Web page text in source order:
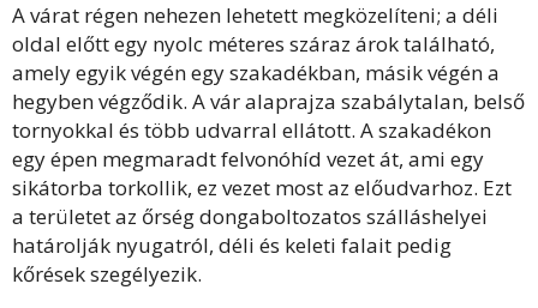
A várat régen nehezen lehetett megközelíteni; a déli
oldal előtt egy nyolc méteres száraz árok található,
amely egyik végén egy szakadékban, másik végén a
hegyben végződik. A vár alaprajza szabálytalan, belső
tornyokkal és több udvarral ellátott. A szakadékon
egy épen megmaradt felvonóhíd vezet át, ami egy
sikátorba torkollik, ez vezet most az előudvarhoz. Ezt
a területet az őrség dongaboltozatos szálláshelyei
határolják nyugatról, déli és keleti falait pedig
kőrések szegélyezik.